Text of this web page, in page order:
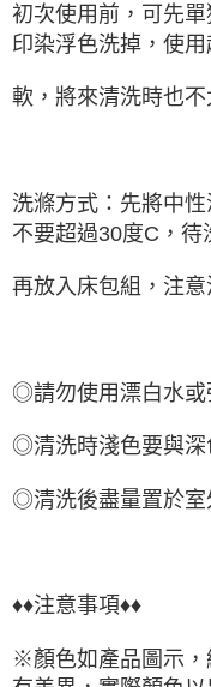
初次使用前，可先
印染浮色洗掉，使
軟，將來清洗時也不
洗滌方式：先將中
不要超過30度C，待
再放入床包組，注
◎請勿使用漂白水或
◎清洗時淺色要與深
◎清洗後盡量置於室
♦♦注意事項♦♦
※顏色如產品圖示，